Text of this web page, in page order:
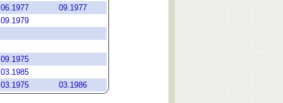
06.1977
09.1977
09.1979
09.1975
03.1985
03.1975 03.1986